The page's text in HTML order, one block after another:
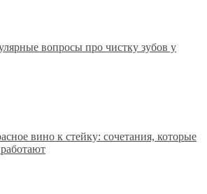
вопросы про чистку зубов у
вино к стейку: сочетания, которые